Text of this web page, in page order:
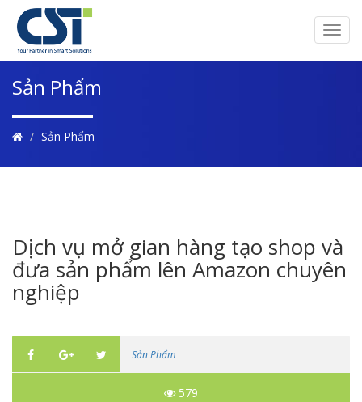
Sản Phẩm
Sản Phẩm
Dịch vụ mở gian hàng tạo shop và
đưa sản phẩm lên Amazon chuyên
nghiệp
Sản Phẩm
579